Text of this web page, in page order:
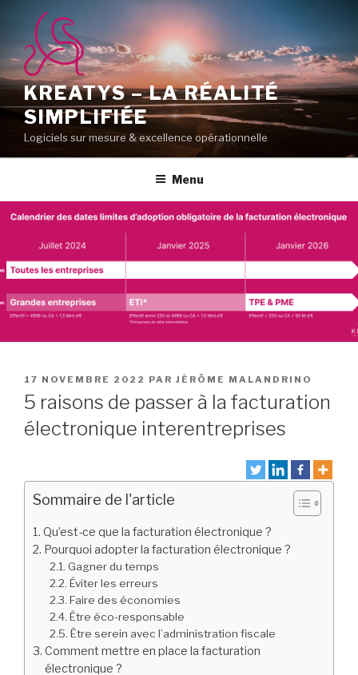
contenu
principal
KREATYS – LA RÉALITÉ
SIMPLIFIÉE
Logiciels sur mesure & excellence opérationnelle
Menu
PUBLIÉ
LE
17 NOVEMBRE 2022 PAR JÉRÔME MALANDRINO
5 raisons de passer à la facturation
électronique interentreprises
Sommaire de l'article
Qu’est-ce que la facturation électronique ?
Pourquoi adopter la facturation électronique ?
Gagner du temps
Éviter les erreurs
Faire des économies
Être éco-responsable
Être serein avec l’administration fiscale
Comment mettre en place la facturation
électronique ?